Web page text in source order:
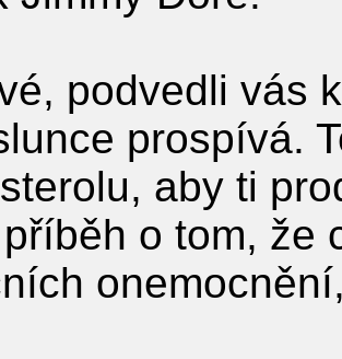
podvedli vás
prospívá.
aby ti
o tom, že